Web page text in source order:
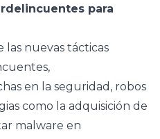
para
las nuevas tácticas
en la seguridad, robos
como la adquisición de
malware en